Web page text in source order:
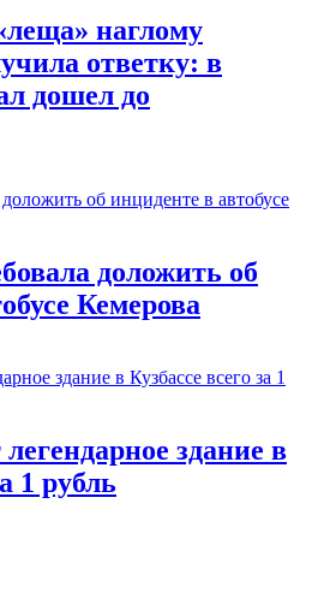
наглому
ответку: в
дошел до
доложить об
Кемерова
здание в
1 рубль